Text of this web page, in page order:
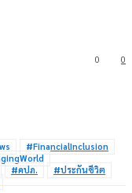
0
0
#FinancialInclusion
#คปภ.
#ประกันชีวิต